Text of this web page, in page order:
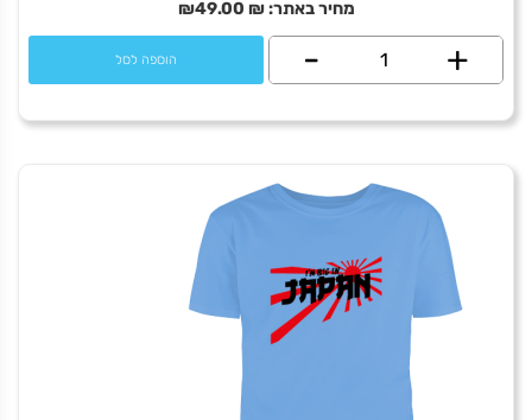
מחיר באתר:₪
₪49.00
+
כמות
rocket
- הוספה לסל